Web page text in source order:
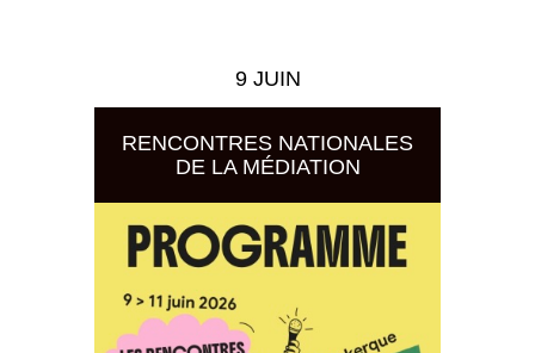
9 JUIN
RENCONTRES NATIONALES
DE LA MÉDIATION